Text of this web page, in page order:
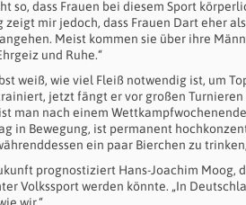
so, dass Frauen bei diesem Sport
zeigt mir jedoch, dass Frauen Dart eher
Meist kommen sie über ihre
und Ruhe.“
weiß, wie viel Fleiß notwendig ist, um
jetzt fängt er vor großen
man nach einem
in Bewegung, ist permanent
ein paar Bierchen zu
prognostiziert Hans-Joachim Moog,
Volkssport werden könnte. „In